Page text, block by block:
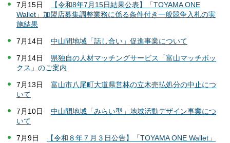
7月15日
【令和8年7月15日結果公表】「TOYAMA ONE
Wallet」加盟店募集調整業務に係る条件付き一般競争入札の実
施結果
7月14日 中山間地域「話し合い」促進事業について
7月14日
県独自の人材マッチングサービス「富山マッチボッ
クス」のご案内
7月13日
富山市八尾町大道県営林の立木売払処分の中止につ
いて
7月10日
中山間地域「みらい型」地域活動デザイン事業につ
いて
7月9日
【令和８年７月３日公告】「TOYAMA ONE Wallet」